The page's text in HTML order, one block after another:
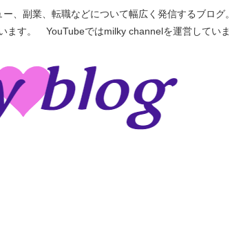
、副業、転職などについて幅広く発信するブロ
ます。 YouTubeではmilky channelを運営していま